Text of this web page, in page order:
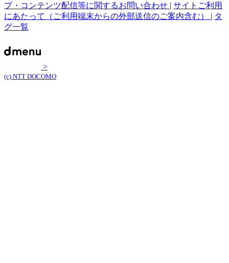
プ・コンテンツ配信等に関するお問い合わせ | サイトご利用
にあたって（ご利用端末からの外部送信のご案内含む） | タ
グ一覧
>
(c) NTT DOCOMO